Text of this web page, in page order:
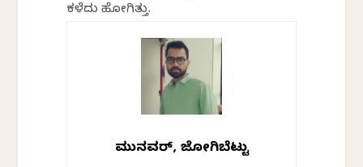
ಕಳೆದು ಹೋಗಿತ್ತು.
ಮುನವ್ವರ್, ಜೋಗಿಬೆಟ್ಟು